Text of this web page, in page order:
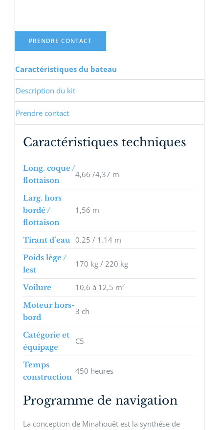
PRENDRE CONTACT
Caractéristiques du bateau
Description du kit
Prendre contact
Caractéristiques techniques
Long. coque /
flottaison
4,66 /4,37 m
Larg. hors
bordé /
flottaison
1,56 m
Tirant d’eau 0.25 / 1.14 m
Poids lège /
lest
170 kg / 220 kg
Voilure 10,6 à 12,5 m²
Moteur hors-
bord
3 ch
Catégorie et
équipage
C5
Temps
construction
450 heures
Programme de navigation
La conception de Minahouët est la synthése de